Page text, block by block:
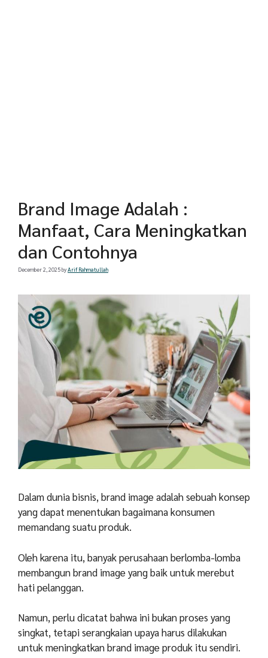
Brand Image Adalah :
Manfaat, Cara Meningkatkan
dan Contohnya
December 2, 2025byArif Rahmatullah
Dalam dunia bisnis, brand image adalah sebuah konsep
yang dapat menentukan bagaimana konsumen
memandang suatu produk.
Oleh karena itu, banyak perusahaan berlomba-lomba
membangun brand image yang baik untuk merebut
hati pelanggan.
Namun, perlu dicatat bahwa ini bukan proses yang
singkat, tetapi serangkaian upaya harus dilakukan
untuk meningkatkan brand image produk itu sendiri.